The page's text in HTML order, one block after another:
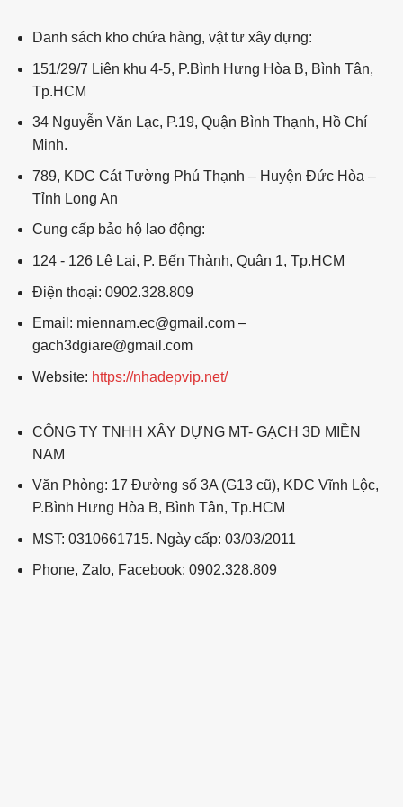
Danh sách kho chứa hàng, vật tư xây dựng:
151/29/7 Liên khu 4-5, P.Bình Hưng Hòa B, Bình Tân,
Tp.HCM
34 Nguyễn Văn Lạc, P.19, Quận Bình Thạnh, Hồ Chí
Minh.
789, KDC Cát Tường Phú Thạnh – Huyện Đức Hòa –
Tỉnh Long An
Cung cấp bảo hộ lao động:
124 - 126 Lê Lai, P. Bến Thành, Quận 1, Tp.HCM
Điện thoại: 0902.328.809
Email: miennam.ec@gmail.com –
gach3dgiare@gmail.com
Website: https://nhadepvip.net/
CÔNG TY TNHH XÂY DỰNG MT- GẠCH 3D MIỀN
NAM
Văn Phòng: 17 Đường số 3A (G13 cũ), KDC Vĩnh Lộc,
P.Bình Hưng Hòa B, Bình Tân, Tp.HCM
MST: 0310661715. Ngày cấp: 03/03/2011
Phone, Zalo, Facebook: 0902.328.809